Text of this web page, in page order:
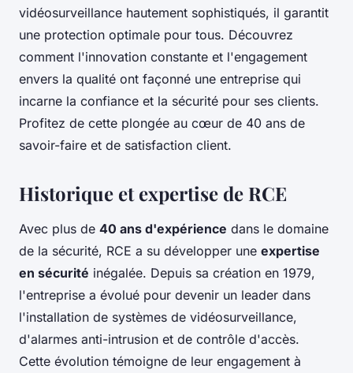
vidéosurveillance hautement sophistiqués, il garantit
une protection optimale pour tous. Découvrez
comment l'innovation constante et l'engagement
envers la qualité ont façonné une entreprise qui
incarne la confiance et la sécurité pour ses clients.
Profitez de cette plongée au cœur de 40 ans de
savoir-faire et de satisfaction client.
Historique et expertise de RCE
Avec plus de 40 ans d'expérience dans le domaine
de la sécurité, RCE a su développer une expertise
en sécurité inégalée. Depuis sa création en 1979,
l'entreprise a évolué pour devenir un leader dans
l'installation de systèmes de vidéosurveillance,
d'alarmes anti-intrusion et de contrôle d'accès.
Cette évolution témoigne de leur engagement à